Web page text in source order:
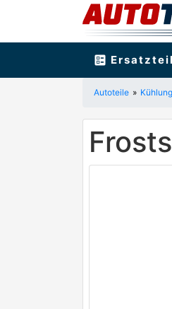
ballot
Autoteile Kühlung